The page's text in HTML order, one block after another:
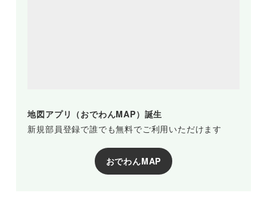
地図アプリ（おでわんMAP）誕生
新規部員登録で誰でも無料でご利用いただけます
おでわんMAP